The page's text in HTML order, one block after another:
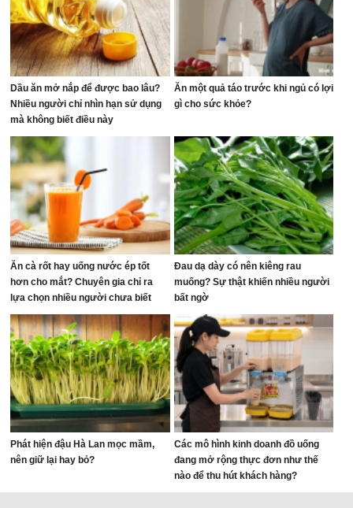
Dầu ăn mở nắp để được bao lâu?
Nhiều người chỉ nhìn hạn sử dụng
mà không biết điều này
Ăn một quả táo trước khi ngủ có lợi
gì cho sức khỏe?
Ăn cà rốt hay uống nước ép tốt
hơn cho mắt? Chuyên gia chỉ ra
lựa chọn nhiều người chưa biết
Đau dạ dày có nên kiêng rau
muống? Sự thật khiến nhiều người
bất ngờ
Phát hiện đậu Hà Lan mọc mầm,
nên giữ lại hay bỏ?
Các mô hình kinh doanh đồ uống
đang mở rộng thực đơn như thế
nào để thu hút khách hàng?